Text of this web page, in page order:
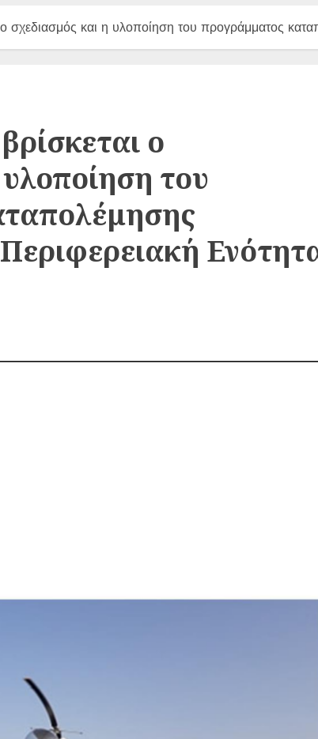
ο σχεδιασμός και η υλοποίηση του προγράμματος
ο
του